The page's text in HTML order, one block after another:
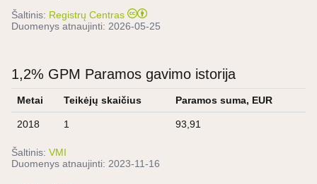
Šaltinis: Registrų Centras
Duomenys atnaujinti: 2026-05-25
1,2% GPM Paramos gavimo istorija
Metai Teikėjų skaičius Paramos suma, EUR
2018 1 93,91
Šaltinis: VMI
Duomenys atnaujinti: 2023-11-16